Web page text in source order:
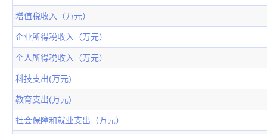
增值税收入（万元）
企业所得税收入（万元）
个人所得税收入（万元）
科技支出(万元)
教育支出(万元)
社会保障和就业支出（万元）